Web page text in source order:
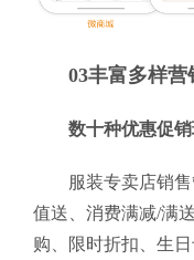
03丰富多样营
数十种优惠促
服装专卖店销
值送、消费满减/满
购、限时折扣、生